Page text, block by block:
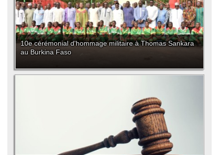
10e cérémonial d'hommage militaire à Thomas Sankara
au Burkina Faso